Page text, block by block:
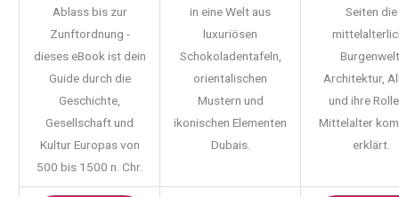
Ablass bis zur
Zunftordnung -
dieses eBook ist dein
Guide durch die
Geschichte,
Gesellschaft und
Kultur Europas von
500 bis 1500 n. Chr.
in eine Welt aus
luxuriösen
Schokoladentafeln,
orientalischen
Mustern und
ikonischen Elementen
Dubais.
Seiten die
Architektur,
und ihre
Mittelalter
erklärt.